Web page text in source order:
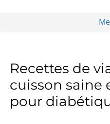
Recettes de
cuisson saine
pour